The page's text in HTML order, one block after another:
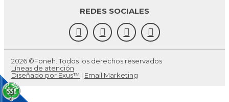
REDES SOCIALES
2026 ©Foneh. Todos los derechos reservados
Líneas de atención
Diseñado por Exus™ | Email Marketing